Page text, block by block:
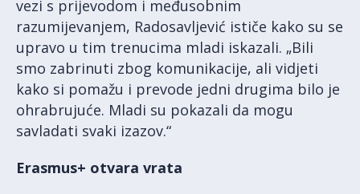
vezi s prijevodom i međusobnim
razumijevanjem, Radosavljević ističe kako su se
upravo u tim trenucima mladi iskazali. „Bili
smo zabrinuti zbog komunikacije, ali vidjeti
kako si pomažu i prevode jedni drugima bilo je
ohrabrujuće. Mladi su pokazali da mogu
savladati svaki izazov.“
Erasmus+ otvara vrata